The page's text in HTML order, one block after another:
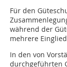
Für den
während der
mehrere
In den von
durchgeführten